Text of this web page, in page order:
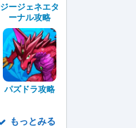
ジージェネエタ
ーナル攻略
パズドラ攻略
もっとみる